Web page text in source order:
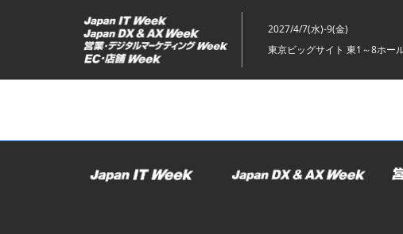
ッ
2027/4/7(水)-9(金)
東京ビッグサイト 東1～8ホー